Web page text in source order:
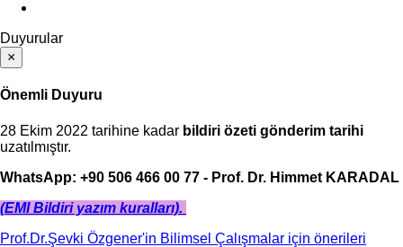
Duyurular
×
Önemli Duyuru
28 Ekim 2022 tarihine kadar bildiri özeti gönderim tarihi
uzatılmıştır.
WhatsApp: +90 506 466 00 77 - Prof. Dr. Himmet KARADAL
(EMI Bildiri yazım kuralları).
Prof.Dr.Şevki Özgener'in Bilimsel Çalışmalar için önerileri